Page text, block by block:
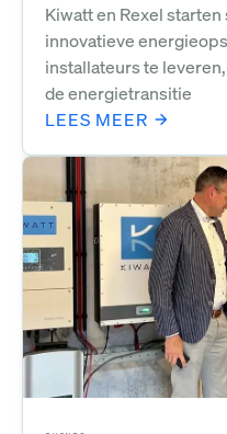
Kiwatt en Rexel
innovatieve
installateurs te
de energietransitie
LEES MEER